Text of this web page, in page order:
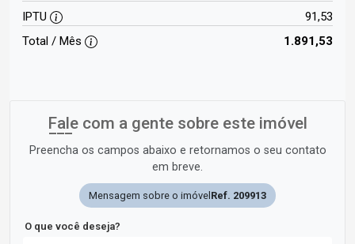
IPTU
91,53
Total / Mês
1.891,53
Fale com a gente sobre este imóvel
Preencha os campos abaixo e retornamos o seu contato
em breve.
Mensagem sobre o imóvelRef. 209913
O que você deseja?